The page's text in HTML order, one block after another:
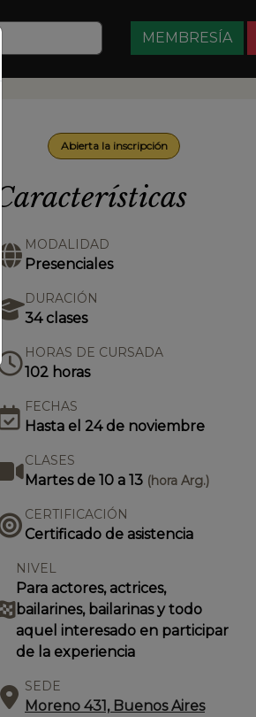
MEMBRESÍA
Abierta la inscripción
Características
MODALIDAD
Presenciales
DURACIÓN
34 clases
HORAS DE CURSADA
102 horas
FECHAS
Hasta el 24 de noviembre
CLASES
Martes de 10 a 13 (hora Arg.)
CERTIFICACIÓN
Certificado de asistencia
NIVEL
Para actores, actrices,
bailarines, bailarinas y todo
aquel interesado en participar
de la experiencia
SEDE
Moreno 431, Buenos Aires